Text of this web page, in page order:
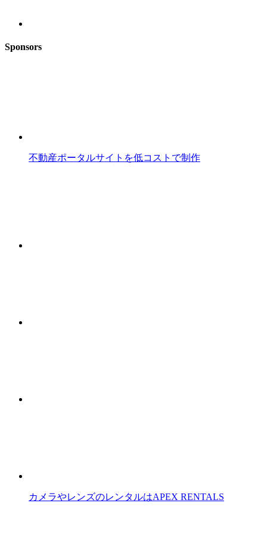
Sponsors
不動産ポータルサイトを低コストで制作
カメラやレンズのレンタルはAPEX RENTALS